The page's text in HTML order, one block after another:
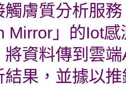
觸膚質分析服
Mirror」的Iot
將資料傳到雲
結果，並據以